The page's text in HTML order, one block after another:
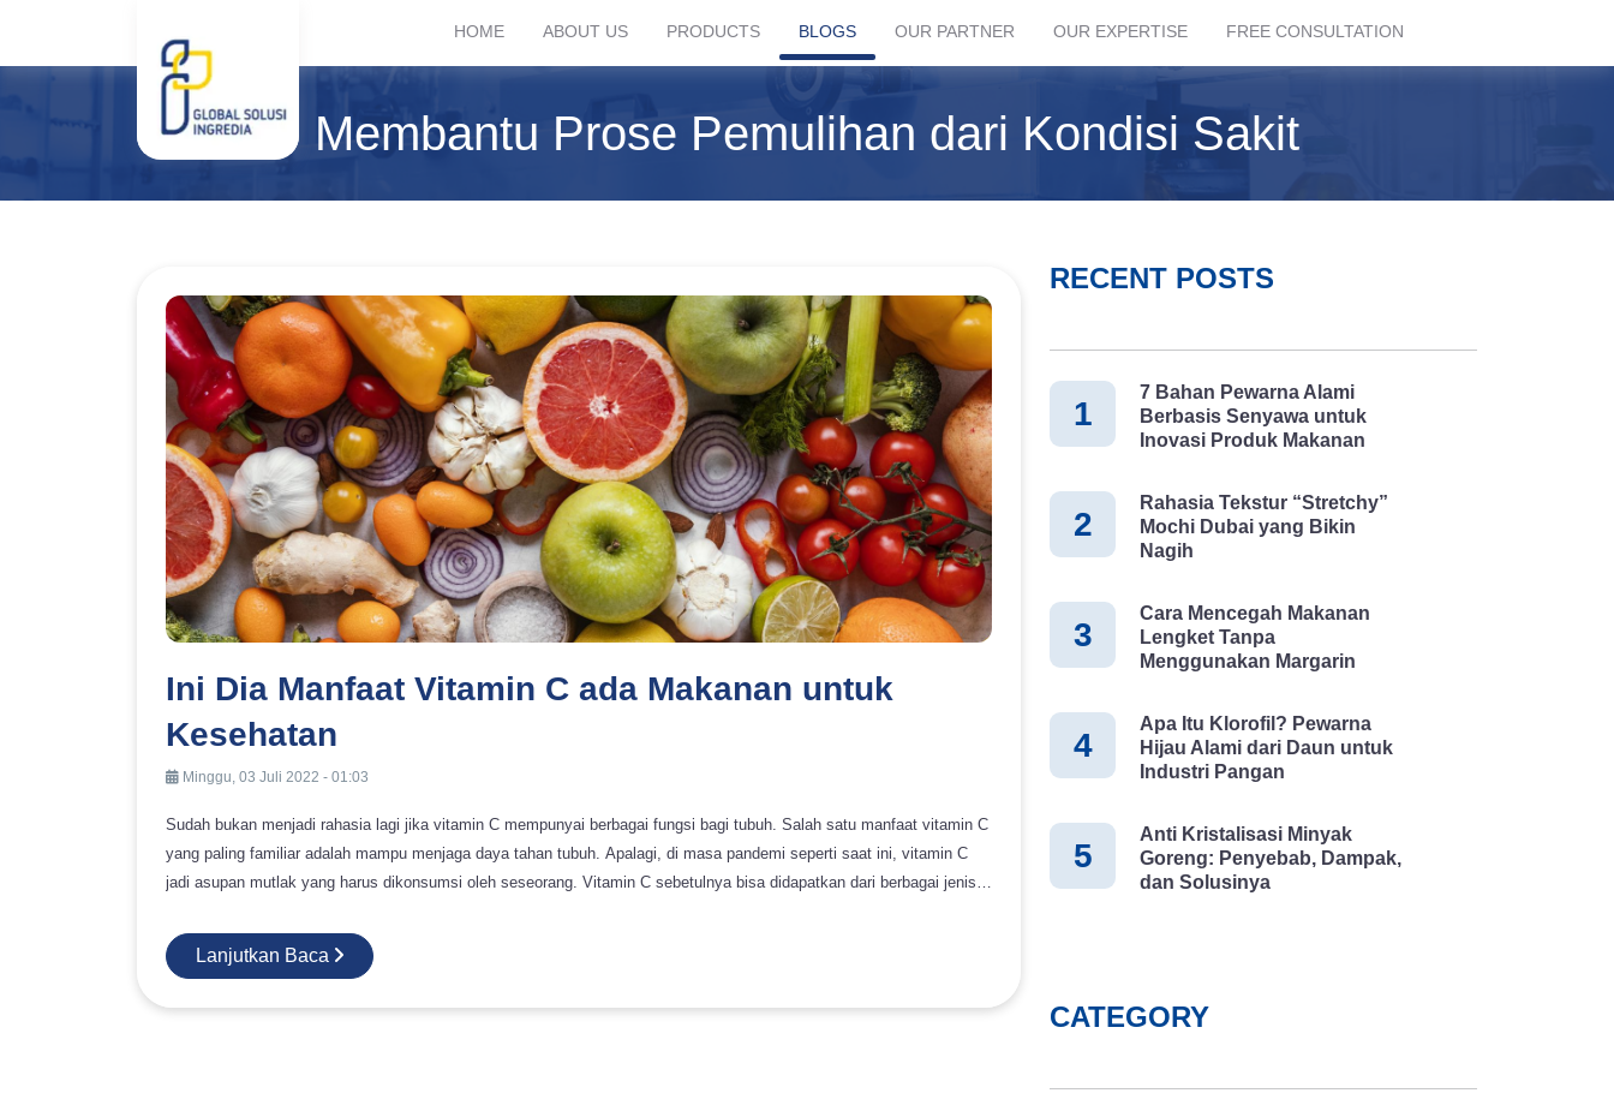
HOME ABOUT US PRODUCTS BLOGS OUR PARTNER OUR EXPERTISE FREE CONSULTATION
Membantu Prose Pemulihan dari Kondisi Sakit
Ini Dia Manfaat Vitamin C ada Makanan untuk
Kesehatan
Minggu, 03 Juli 2022 - 01:03
Sudah bukan menjadi rahasia lagi jika vitamin C mempunyai berbagai fungsi bagi tubuh. Salah satu manfaat vitamin C
yang paling familiar adalah mampu menjaga daya tahan tubuh. Apalagi, di masa pandemi seperti saat ini, vitamin C
jadi asupan mutlak yang harus dikonsumsi oleh seseorang. Vitamin C sebetulnya bisa didapatkan dari berbagai jenis
memiliki sifat yang larut dalam air serta tidak mampu diproduksi dalam tubuh. Adapun sumber vitamin C yang perlu
Anda ketahui adalah sayuran dan buah-buahan. Nah, vitamin ini sendiri harus dikonsumsi dengan dosis yang tepat,
Lanjutkan Baca
RECENT POSTS
1
7 Bahan Pewarna Alami
Berbasis Senyawa untuk
Inovasi Produk Makanan
2
Rahasia Tekstur “Stretchy”
Mochi Dubai yang Bikin
Nagih
3
Cara Mencegah Makanan
Lengket Tanpa
Menggunakan Margarin
4
Apa Itu Klorofil? Pewarna
Hijau Alami dari Daun untuk
Industri Pangan
5
Anti Kristalisasi Minyak
Goreng: Penyebab, Dampak,
dan Solusinya
CATEGORY